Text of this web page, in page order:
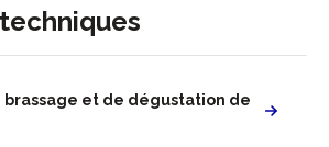
brassage et de dégustation de